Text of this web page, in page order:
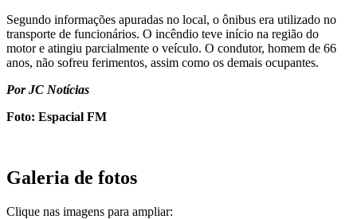
Segundo informações apuradas no local, o ônibus era utilizado no
transporte de funcionários. O incêndio teve início na região do
motor e atingiu parcialmente o veículo. O condutor, homem de 66
anos, não sofreu ferimentos, assim como os demais ocupantes.
Por JC Notícias
Foto: Espacial FM
Galeria de fotos
Clique nas imagens para ampliar: